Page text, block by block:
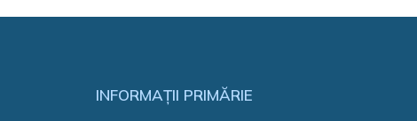
INFORMAȚII PRIMĂRIE